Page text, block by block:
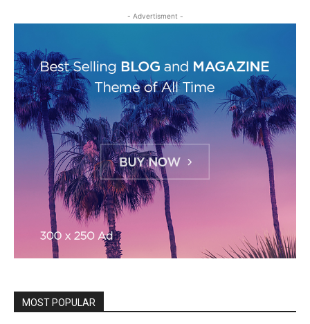
- Advertisment -
MOST POPULAR